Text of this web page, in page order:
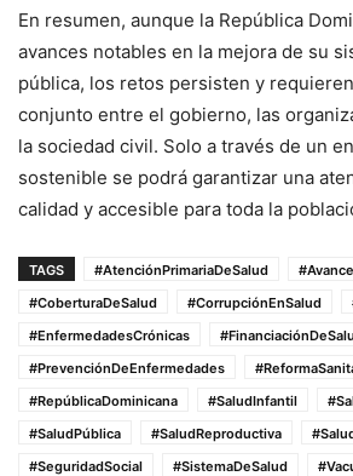
En resumen, aunque la República
avances notables en la mejora de su
pública, los retos persisten y
conjunto entre el gobierno, las
la sociedad civil. Solo a través de un
sostenible se podrá garantizar una
calidad y accesible para toda la
TAGS #AtenciónPrimariaDeSalud
#CoberturaDeSalud
#CorrupciónEnSalud
#EnfermedadesCrónicas
#PrevenciónDeEnfermedades
#RepúblicaDominicana
#SaludInfantil
#SaludPública
#SaludReproductiva
#SeguridadSocial
#SistemaDeSalud